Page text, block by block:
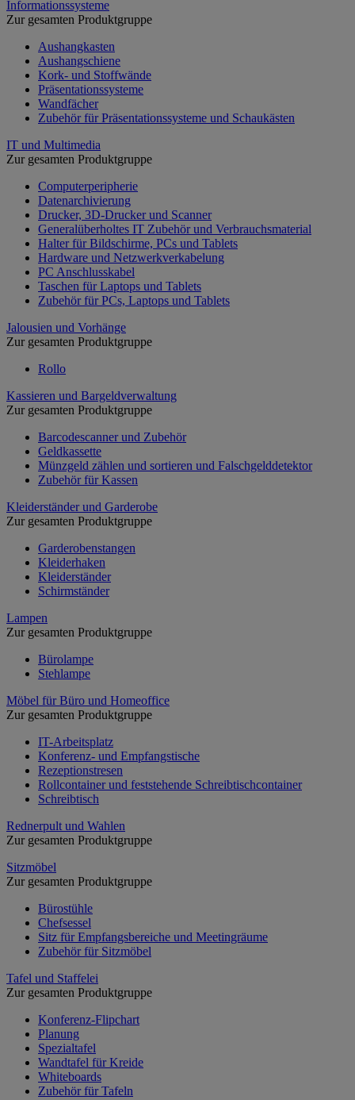
Informationssysteme
Zur gesamten Produktgruppe
Aushangkasten
Aushangschiene
Kork- und Stoffwände
Präsentationssysteme
Wandfächer
Zubehör für Präsentationssysteme und Schaukästen
IT und Multimedia
Zur gesamten Produktgruppe
Computerperipherie
Datenarchivierung
Drucker, 3D-Drucker und Scanner
Generalüberholtes IT Zubehör und Verbrauchsmaterial
Halter für Bildschirme, PCs und Tablets
Hardware und Netzwerkverkabelung
PC Anschlusskabel
Taschen für Laptops und Tablets
Zubehör für PCs, Laptops und Tablets
Jalousien und Vorhänge
Zur gesamten Produktgruppe
Rollo
Kassieren und Bargeldverwaltung
Zur gesamten Produktgruppe
Barcodescanner und Zubehör
Geldkassette
Münzgeld zählen und sortieren und Falschgelddetektor
Zubehör für Kassen
Kleiderständer und Garderobe
Zur gesamten Produktgruppe
Garderobenstangen
Kleiderhaken
Kleiderständer
Schirmständer
Lampen
Zur gesamten Produktgruppe
Bürolampe
Stehlampe
Möbel für Büro und Homeoffice
Zur gesamten Produktgruppe
IT-Arbeitsplatz
Konferenz- und Empfangstische
Rezeptionstresen
Rollcontainer und feststehende Schreibtischcontainer
Schreibtisch
Rednerpult und Wahlen
Zur gesamten Produktgruppe
Sitzmöbel
Zur gesamten Produktgruppe
Bürostühle
Chefsessel
Sitz für Empfangsbereiche und Meetingräume
Zubehör für Sitzmöbel
Tafel und Staffelei
Zur gesamten Produktgruppe
Konferenz-Flipchart
Planung
Spezialtafel
Wandtafel für Kreide
Whiteboards
Zubehör für Tafeln